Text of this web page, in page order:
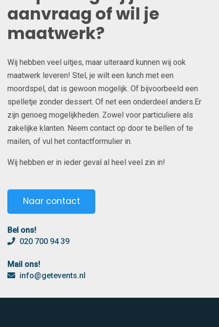
aanvraag of wil je
maatwerk?
Wij hebben veel uitjes, maar uiteraard kunnen wij ook
maatwerk leveren! Stel, je wilt een lunch met een
moordspel, dat is gewoon mogelijk. Of bijvoorbeeld een
spelletje zonder dessert. Of net een onderdeel anders.Er
zijn genoeg mogelijkheden. Zowel voor particuliere als
zakelijke klanten. Neem contact op door te bellen of te
mailen, of vul het contactformulier in.
Wij hebben er in ieder geval al heel veel zin in!
Naar contact
Bel ons!
020 700 94 39
Mail ons!
info@getevents.nl